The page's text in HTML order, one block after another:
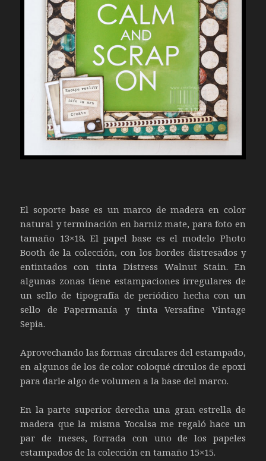
El soporte base es un marco de madera en color
natural y terminación en barniz mate, para foto en
tamaño 13×18. El papel base es el modelo Photo
Booth de la colección, con los bordes distresados y
entintados con tinta Distress Walnut Stain. En
algunas zonas tiene estampaciones irregulares de
un sello de tipografía de periódico hecha con un
sello de Papermanía y tinta Versafine Vintage
Sepia.
Aprovechando las formas circulares del estampado,
en algunos de los de color coloqué círculos de epoxi
para darle algo de volumen a la base del marco.
En la parte superior derecha una gran estrella de
madera que la misma Yocalsa me regaló hace un
par de meses, forrada con uno de los papeles
estampados de la colección en tamaño 15×15.